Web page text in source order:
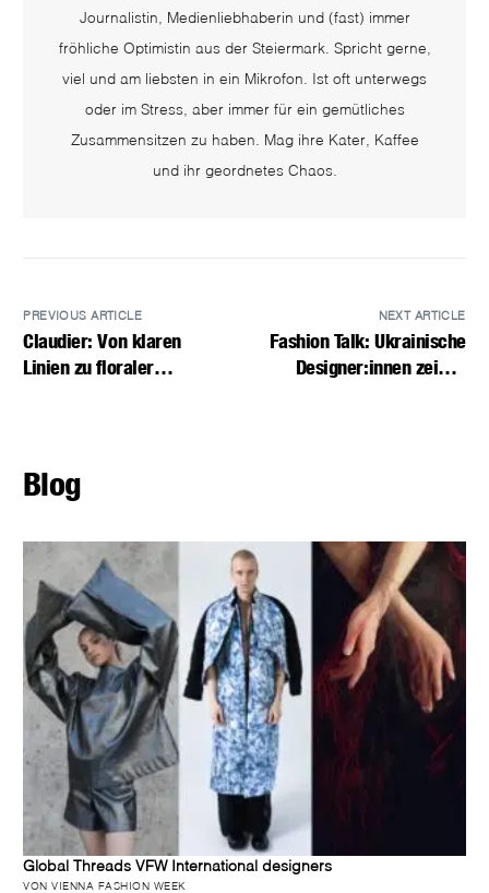
Journalistin, Medienliebhaberin und (fast) immer
fröhliche Optimistin aus der Steiermark. Spricht gerne,
viel und am liebsten in ein Mikrofon. Ist oft unterwegs
oder im Stress, aber immer für ein gemütliches
Zusammensitzen zu haben. Mag ihre Kater, Kaffee
und ihr geordnetes Chaos.
PREVIOUS ARTICLE
Claudier: Von klaren
Linien zu floraler
NEXT ARTICLE
Fashion Talk: Ukrainische
Designer:innen zeigen
Blog
Global Threads VFW International designers
VON VIENNA FASHION WEEK